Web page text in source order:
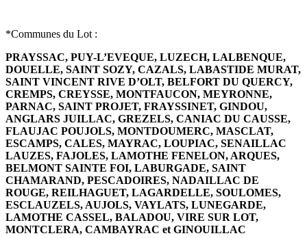
*Communes du Lot :
PRAYSSAC, PUY-L’EVEQUE, LUZECH, LALBENQUE,
DOUELLE, SAINT SOZY, CAZALS, LABASTIDE MURAT,
SAINT VINCENT RIVE D’OLT, BELFORT DU QUERCY,
CREMPS, CREYSSE, MONTFAUCON, MEYRONNE,
PARNAC, SAINT PROJET, FRAYSSINET, GINDOU,
ANGLARS JUILLAC, GREZELS, CANIAC DU CAUSSE,
FLAUJAC POUJOLS, MONTDOUMERC, MASCLAT,
ESCAMPS, CALES, MAYRAC, LOUPIAC, SENAILLAC
LAUZES, FAJOLES, LAMOTHE FENELON, ARQUES,
BELMONT SAINTE FOI, LABURGADE, SAINT
CHAMARAND, PESCADOIRES, NADAILLAC DE
ROUGE, REILHAGUET, LAGARDELLE, SOULOMES,
ESCLAUZELS, AUJOLS, VAYLATS, LUNEGARDE,
LAMOTHE CASSEL, BALADOU, VIRE SUR LOT,
MONTCLERA, CAMBAYRAC et GINOUILLAC